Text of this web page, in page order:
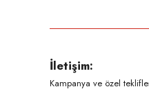
Ürün açıklamasında
Ürün bilgilerinde
İletişim:
Kampanya ve özel